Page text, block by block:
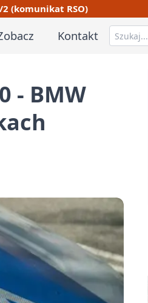
(komunikat RSO)
Kontakt
- BMW